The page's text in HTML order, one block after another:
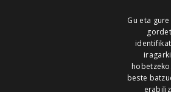
Gu eta
hobetzeko.
beste